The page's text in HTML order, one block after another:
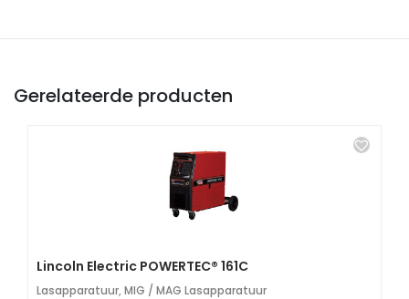
Gerelateerde producten
Lincoln Electric POWERTEC® 161C
Lasapparatuur, MIG / MAG Lasapparatuur